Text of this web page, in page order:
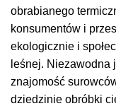
obrabianego
konsumentów i
ekologicznie i
leśnej. Niezawodna
znajomość
dziedzinie obróbki